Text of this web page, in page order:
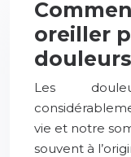
oreiller
Les
vie et notre
souvent à